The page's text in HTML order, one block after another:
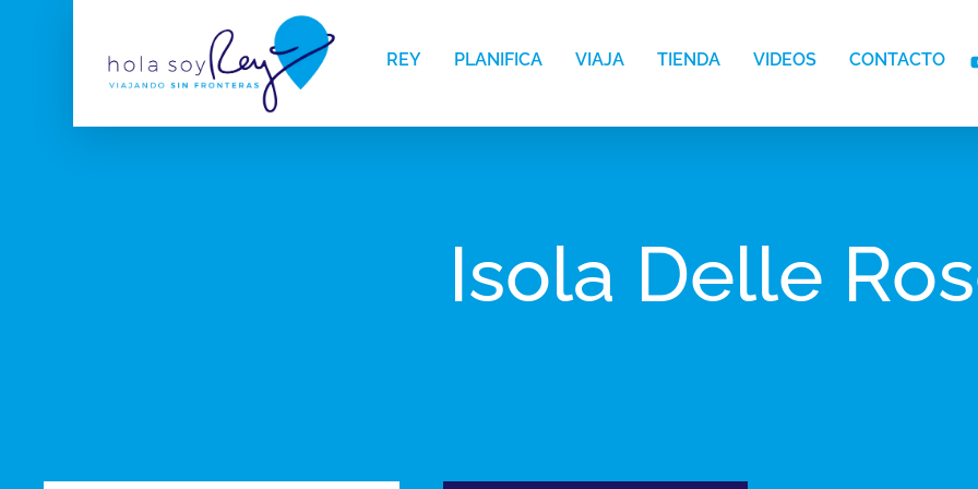
REY PLANIFICA VIAJA TIENDA VIDEOS CONTACTO
Isola Delle